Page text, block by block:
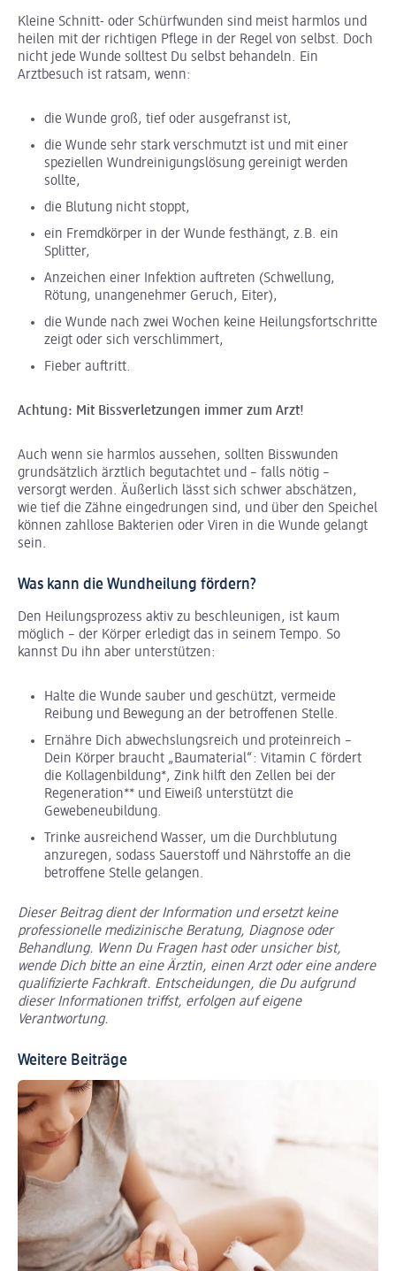
Kleine Schnitt- oder Schürfwunden sind meist harmlos und
heilen mit der richtigen Pflege in der Regel von selbst. Doch
nicht jede Wunde solltest Du selbst behandeln. Ein
Arztbesuch ist ratsam, wenn:
die Wunde groß, tief oder ausgefranst ist,
die Wunde sehr stark verschmutzt ist und mit einer
speziellen Wundreinigungslösung gereinigt werden
sollte,
die Blutung nicht stoppt,
ein Fremdkörper in der Wunde festhängt, z.B. ein
Splitter,
Anzeichen einer Infektion auftreten (Schwellung,
Rötung, unangenehmer Geruch, Eiter),
die Wunde nach zwei Wochen keine Heilungsfortschritte
zeigt oder sich verschlimmert,
Fieber auftritt.
Achtung: Mit Bissverletzungen immer zum Arzt!
Auch wenn sie harmlos aussehen, sollten Bisswunden
grundsätzlich ärztlich begutachtet und – falls nötig –
versorgt werden. Äußerlich lässt sich schwer abschätzen,
wie tief die Zähne eingedrungen sind, und über den Speichel
können zahllose Bakterien oder Viren in die Wunde gelangt
sein.
Was kann die Wundheilung fördern?
Den Heilungsprozess aktiv zu beschleunigen, ist kaum
möglich – der Körper erledigt das in seinem Tempo. So
kannst Du ihn aber unterstützen:
Halte die Wunde sauber und geschützt, vermeide
Reibung und Bewegung an der betroffenen Stelle.
Ernähre Dich abwechslungsreich und proteinreich –
Dein Körper braucht „Baumaterial“: Vitamin C fördert
die Kollagenbildung*, Zink hilft den Zellen bei der
Regeneration** und Eiweiß unterstützt die
Gewebeneubildung.
Trinke ausreichend Wasser, um die Durchblutung
anzuregen, sodass Sauerstoff und Nährstoffe an die
betroffene Stelle gelangen.
Dieser Beitrag dient der Information und ersetzt keine
professionelle medizinische Beratung, Diagnose oder
Behandlung. Wenn Du Fragen hast oder unsicher bist,
wende Dich bitte an eine Ärztin, einen Arzt oder eine andere
qualifizierte Fachkraft. Entscheidungen, die Du aufgrund
dieser Informationen triffst, erfolgen auf eigene
Verantwortung.
Weitere Beiträge